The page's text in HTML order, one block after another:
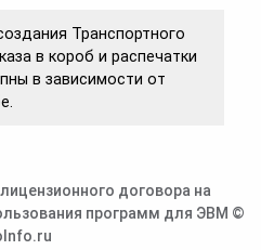
Транспортного
в короб и распечатки
в зависимости от
договора на
программ для ЭВМ ©